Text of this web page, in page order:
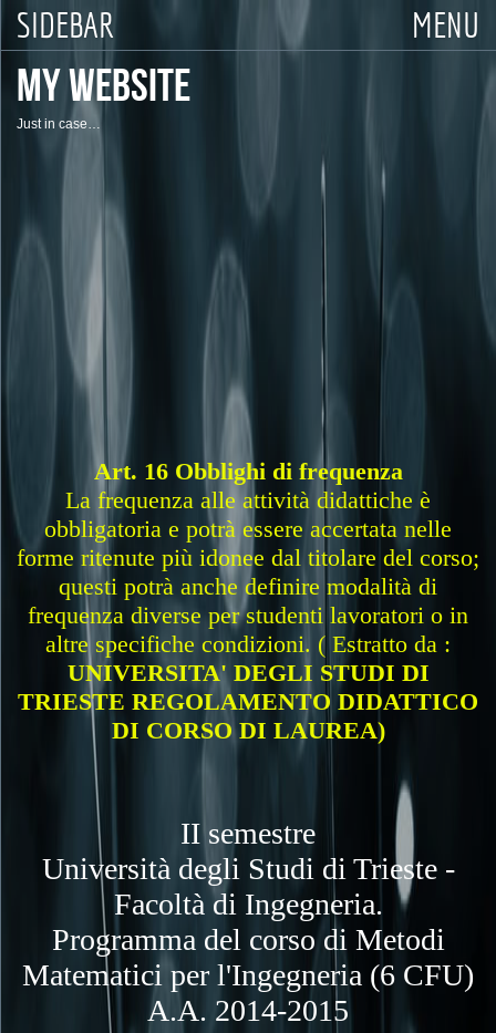
MENU
SIDEBAR
MY WEBSITE
Just in case…
Art. 16 Obblighi di frequenza
La frequenza alle attività didattiche è
obbligatoria e potrà essere accertata nelle
forme ritenute più idonee dal titolare del corso;
questi potrà anche definire modalità di
frequenza diverse per studenti lavoratori o in
altre specifiche condizioni. ( Estratto da :
UNIVERSITA' DEGLI STUDI DI
TRIESTE REGOLAMENTO DIDATTICO
DI CORSO DI LAUREA)
II semestre
Università degli Studi di Trieste -
Facoltà di Ingegneria.
Programma del corso di Metodi
Matematici per l'Ingegneria (6 CFU)
A.A. 2014-2015